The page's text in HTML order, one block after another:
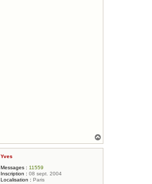
a
u
Yves
Messages : 11559
Inscription : 08 sept. 2004
Localisation : Paris